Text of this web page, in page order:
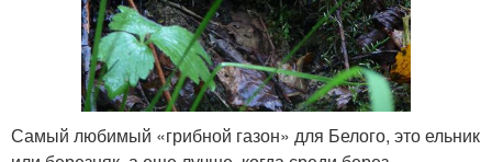
Самый любимый «грибной газон» для Белого, это ельник